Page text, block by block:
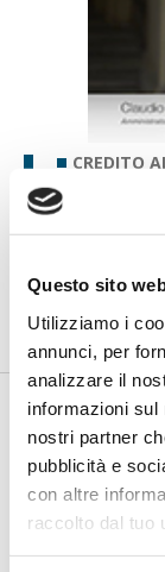
Questo sito
Utilizziamo i
annunci, per
analizzare il
informazioni
nostri partner
pubblicità e
con altre
raccolto dal tuo
CREDITO
di Flavio